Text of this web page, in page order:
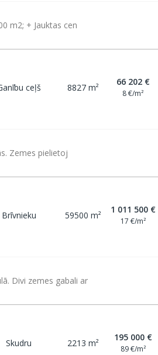
m2; + Jauktas cen
ceļš 8827 m²
66 202 €
8 €/m²
Zemes pielietoj
Brīvnieku 59500 m²
1 011 500 €
17 €/m²
Divi zemes gabali ar
Skudru 2213 m²
195 000 €
89 €/m²